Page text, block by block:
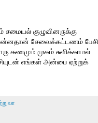
சமையல் குழுவினருக்கு
சேவைக்கட்டணம் பேசி
கணமும் முகம் சுளிக்காமல்
எங்கள் அன்பை ஏற்றுக்